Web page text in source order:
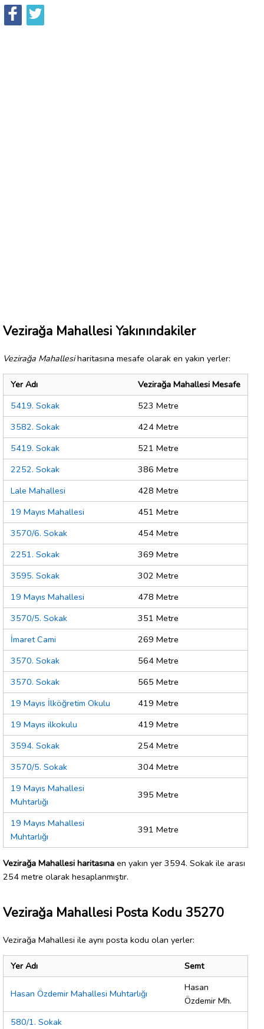
Vezirağa Mahallesi Yakınındakiler
Vezirağa Mahallesiharitasına mesafe olarak en yakın yerler:
Yer Adı
Vezirağa Mahallesi Mesafe
5419. Sokak
523 Metre
3582. Sokak
424 Metre
5419. Sokak
521 Metre
2252. Sokak
386 Metre
Lale Mahallesi
428 Metre
19 Mayıs Mahallesi
451 Metre
3570/6. Sokak
454 Metre
2251. Sokak
369 Metre
3595. Sokak
302 Metre
19 Mayıs Mahallesi
478 Metre
3570/5. Sokak
351 Metre
İmaret Cami
269 Metre
3570. Sokak
564 Metre
3570. Sokak
565 Metre
19 Mayıs İlköğretim Okulu
419 Metre
19 Mayıs ilkokulu
419 Metre
3594. Sokak
254 Metre
3570/5. Sokak
304 Metre
19 Mayıs Mahallesi
Muhtarlığı
395 Metre
19 Mayıs Mahallesi
Muhtarlığı
391 Metre
Vezirağa Mahallesi haritasına en yakın yer 3594. Sokak ile arası
254 metre olarak hesaplanmıştır.
Vezirağa Mahallesi Posta Kodu 35270
Vezirağa Mahallesi ile aynı posta kodu olan yerler:
Yer Adı Semt
Hasan Özdemir Mahallesi Muhtarlığı
Hasan
Özdemir Mh.
580/1. Sokak